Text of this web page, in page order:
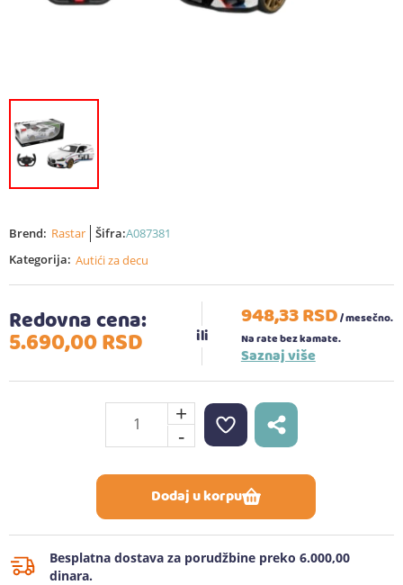
Brend: Rastar Šifra:A087381
Kategorija: Autići za decu
Redovna cena:
5.690,00RSD
948,33RSD/ mesečno.
Na rate bez kamate.
Saznaj više
+
-
Dodaj u korpu
Besplatna dostava za porudžbine preko 6.000,00
dinara.